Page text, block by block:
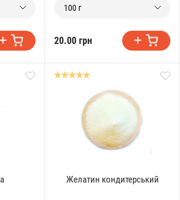
100 г
20.00 грн
Желатин кондитерський